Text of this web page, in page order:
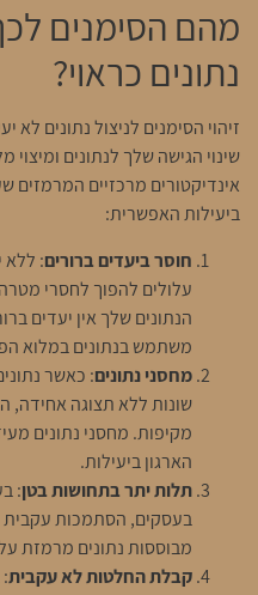
מהם הסימנים
נתונים כראוי?
זיהוי הסימנים לניצול נתונים
שינוי הגישה שלך לנתונים
אינדיקטורים מרכזיים המרמזים
ביעילות האפשרית:
חוסר ביעדים ברורים: ללא
עלולים להפוך לחסרי
הנתונים שלך אין יעדים
משתמש בנתונים במלוא
מחסני נתונים: כאשר
שונות ללא תצוגה אחידה,
מקיפות. מחסני נתונים
הארגון ביעילות.
תלות יתר בתחושות בטן:
בעסקים, הסתמכות עקבית
מבוססות נתונים מרמזת
קבלת החלטות לא עקבית